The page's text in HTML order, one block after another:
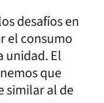
desafíos en
el consumo
unidad. El
que
similar al de